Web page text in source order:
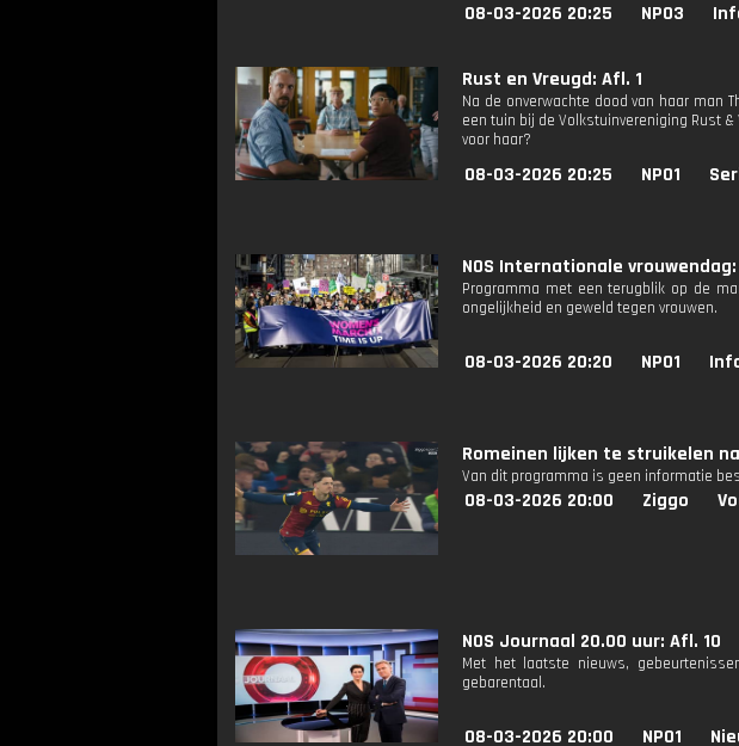
08-03-2026 20:25 NPO3
Rust en Vreugd: Afl. 1
Na de onverwachte dood van haar man
een tuin bij de Volkstuinvereniging Rust
voor haar?
08-03-2026 20:25 NPO1
NOS Internationale vrouwendag:
Programma met een terugblik op de
ongelijkheid en geweld tegen vrouwen.
08-03-2026 20:20 NPO1
Romeinen lijken te struikelen
Van dit programma is geen informatie
08-03-2026 20:00 Ziggo
NOS Journaal 20.00 uur: Afl. 10
Met het laatste nieuws,
gebarentaal.
08-03-2026 20:00 NPO1